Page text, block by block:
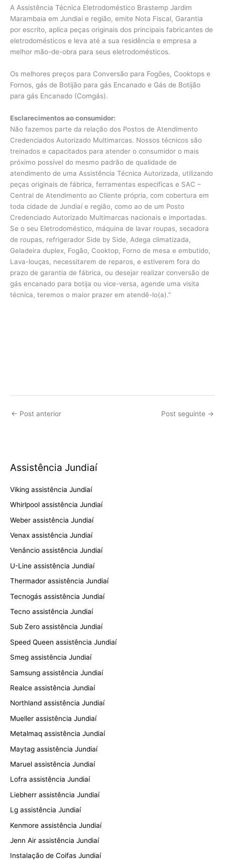
A Assistência Técnica Eletrodoméstico Brastemp Jardim
Marambaia em Jundiaí e região, emite Nota Fiscal, Garantia
por escrito, aplica peças originais dos principais fabricantes de
eletrodomésticos e leva até a sua residência e empresa a
melhor mão-de-obra para seus eletrodomésticos.
Os melhores preços para Conversão para Fogões, Cooktops e
Fornos, gás de Botijão para gás Encanado e Gás de Botijão
para gás Encanado (Comgás).
Esclarecimentos ao consumidor:
Não fazemos parte da relação dos Postos de Atendimento
Credenciados Autorizado Multimarcas. Nossos técnicos são
treinados e capacitados para atender o consumidor o mais
próximo possível do mesmo padrão de qualidade de
atendimento de uma Assistência Técnica Autorizada, utilizando
peças originais de fábrica, ferramentas especificas e SAC –
Central de Atendimento ao Cliente própria, com cobertura em
toda cidade de Jundiaí e região, como ao de um Posto
Credenciado Autorizado Multimarcas nacionais e importadas.
Se o seu Eletrodoméstico, máquina de lavar roupas, secadora
de roupas, refrigerador Side by Side, Adega climatizada,
Geladeira duplex, Fogão, Cooktop, Forno de mesa e embutido,
Lava-louças, necessitarem de reparos, e estiverem fora do
prazo de garantia de fábrica, ou desejar realizar conversão de
gás encanado para botija ou vice-versa, agende uma visita
técnica, teremos o maior prazer em atendê-lo(a).”
← Post anterior Post seguinte →
Assistência Jundiaí
Viking assistência Jundiaí
Whirlpool assistência Jundiaí
Weber assistência Jundiaí
Venax assistência Jundiaí
Venâncio assistência Jundiaí
U-Line assistência Jundiaí
Thermador assistência Jundiaí
Tecnogás assistência Jundiaí
Tecno assistência Jundiaí
Sub Zero assistência Jundiaí
Speed Queen assistência Jundiaí
Smeg assistência Jundiaí
Samsung assistência Jundiaí
Realce assistência Jundiaí
Northland assistência Jundiaí
Mueller assistência Jundiaí
Metalmaq assistência Jundiaí
Maytag assistência Jundiaí
Maruel assistência Jundiaí
Lofra assistência Jundiaí
Liebherr assistência Jundiaí
Lg assistência Jundiaí
Kenmore assistência Jundiaí
Jenn Air assistência Jundiaí
Instalação de Coifas Jundiaí